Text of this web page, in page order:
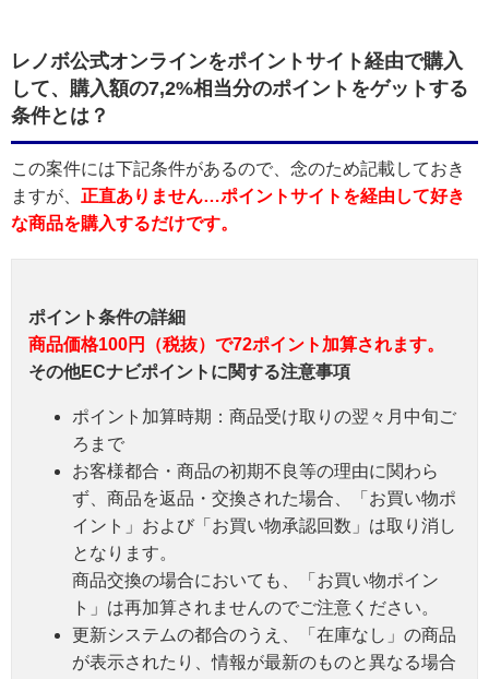
レノボ公式オンラインをポイントサイト経由で購入
して、購入額の7,2%相当分のポイントをゲットする
条件とは？
この案件には下記条件があるので、念のため記載しておき
ますが、 正直ありません…ポイントサイトを経由して好き
な商品を購入するだけです。
ポイント条件の詳細
商品価格100円（税抜）で72ポイント加算されます。
その他ECナビポイントに関する注意事項
ポイント加算時期：商品受け取りの翌々月中旬ご
ろまで
お客様都合・商品の初期不良等の理由に関わら
ず、商品を返品・交換された場合、「お買い物ポ
イント」および「お買い物承認回数」は取り消し
となります。
商品交換の場合においても、「お買い物ポイン
ト」は再加算されませんのでご注意ください。
更新システムの都合のうえ、「在庫なし」の商品
が表示されたり、情報が最新のものと異なる場合